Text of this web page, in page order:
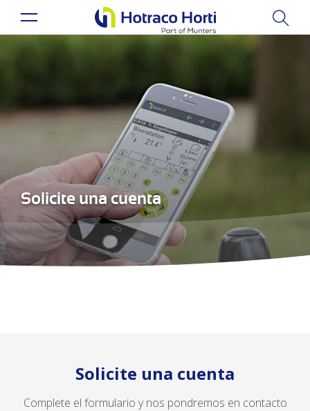
Solicite una cuenta
Solicite una cuenta
Complete el formulario y nos pondremos en contacto